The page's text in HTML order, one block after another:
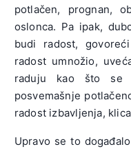
potlačen, prognan,
oslonca. Pa ipak,
budi radost,
radost umnožio,
raduju kao što se
posvemašnje
radost izbavljenja,
Upravo se to